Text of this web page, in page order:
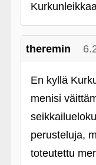
theremin
En kyllä
menisi
perusteluja,
toteutettu